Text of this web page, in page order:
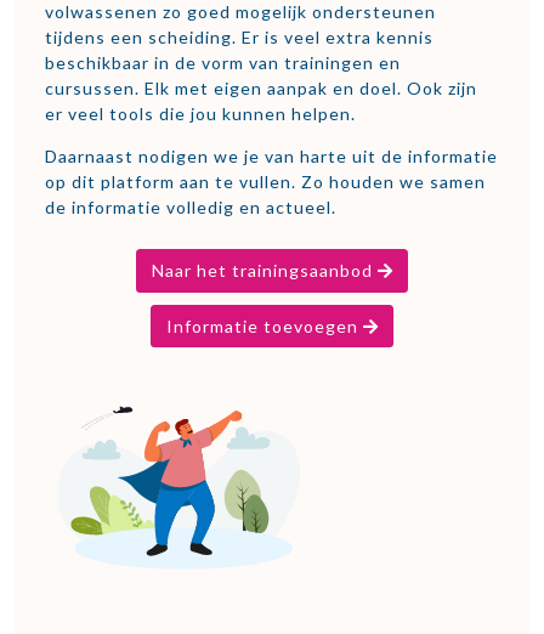
volwassenen zo goed mogelijk ondersteunen
tijdens een scheiding. Er is veel extra kennis
beschikbaar in de vorm van trainingen en
cursussen. Elk met eigen aanpak en doel. Ook zijn
er veel tools die jou kunnen helpen.
Daarnaast nodigen we je van harte uit de informatie
op dit platform aan te vullen. Zo houden we samen
de informatie volledig en actueel.
Naar het trainingsaanbod
Informatie toevoegen